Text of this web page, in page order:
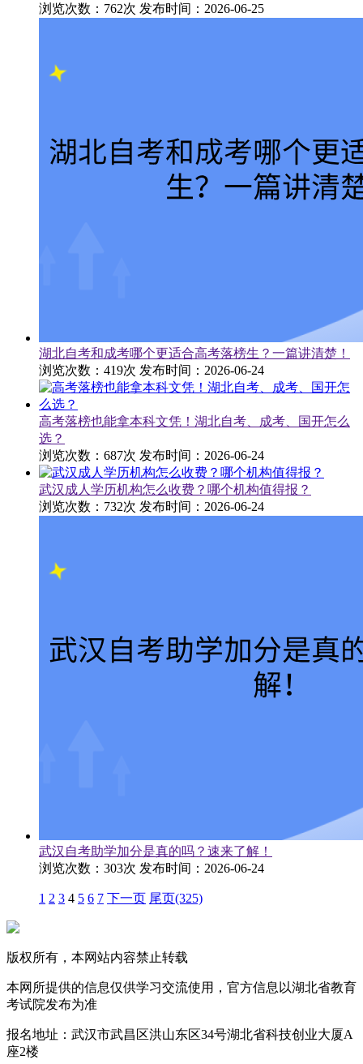
浏览次数：762次 发布时间：2026-06-25
湖北自考和成考哪个更适合高考落榜生？一篇讲清楚！
浏览次数：419次 发布时间：2026-06-24
高考落榜也能拿本科文凭！湖北自考、成考、国开怎么
选？
浏览次数：687次 发布时间：2026-06-24
武汉成人学历机构怎么收费？哪个机构值得报？
浏览次数：732次 发布时间：2026-06-24
武汉自考助学加分是真的吗？速来了解！
浏览次数：303次 发布时间：2026-06-24
1 2 3 4 5 6 7 下一页 尾页(325)
版权所有，本网站内容禁止转载
本网所提供的信息仅供学习交流使用，官方信息以湖北省教育
考试院发布为准
报名地址：武汉市武昌区洪山东区34号湖北省科技创业大厦A
座2楼